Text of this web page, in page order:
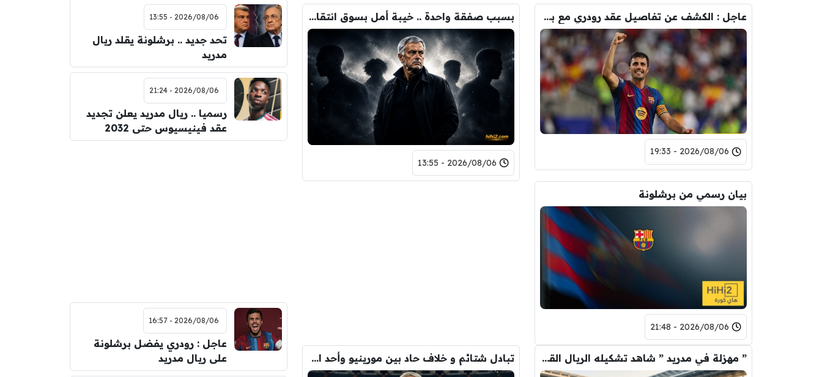
عاجل : الكشف عن تفاصيل عقد رودري مع برشلونة.. قيمة الصفقة والراتب
2026/08/06 - 19:33
بسبب صفقة واحدة .. خيبة أمل بسوق انتقالات ريال مدريد !
2026/08/06 - 13:55
بيان رسمي من برشلونة
2026/08/06 - 21:48
” مهزلة في مدريد ” شاهد تشكيله الريال القادمه لاكتساح المركز الثاني تبادل شتائم و خلاف حاد بين مورينيو وأحد افراد ادارة ريال مدريد بعد انهيار صفقة رودري
2026/08/06 - 13:55
تحد جديد .. برشلونة يقلد ريال
مدريد
2026/08/06 - 21:24
رسميا .. ريال مدريد يعلن تجديد
عقد فينيسيوس حتى 2032
2026/08/06 - 16:57
عاجل : رودري يفضل برشلونة
على ريال مدريد